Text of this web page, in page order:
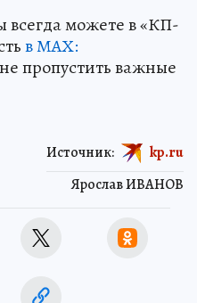
всегда можете в «КП-
в МАХ:
пропустить важные
Ярослав ИВАНОВ
Источник: kp.ru